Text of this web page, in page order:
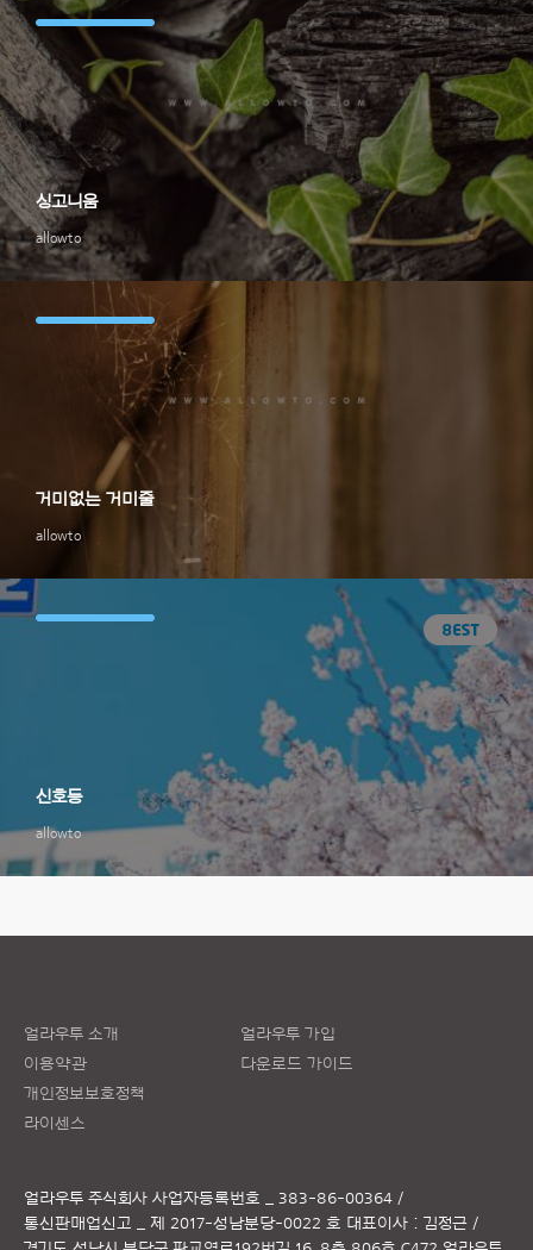
allowto
싱고니움
allowto
거미없는 거미줄
allowto
신호등
얼라우투 소개
이용약관
개인정보보호정책
라이센스
얼라우투 가입
다운로드 가이드
얼라우투 주식회사 사업자등록번호 _ 383-86-00364 /
통신판매업신고 _ 제 2017-성남분당-0022 호 대표이사 : 김정근 /